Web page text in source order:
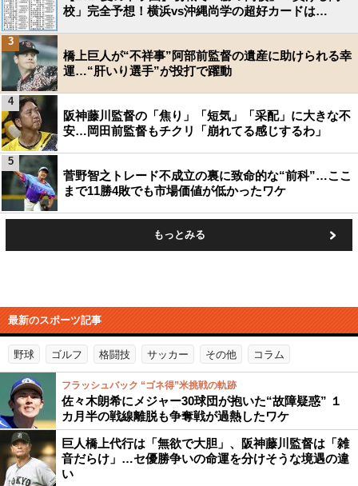
校」完全予想！横浜vs沖縄尚学の超好カードは…
橋上巨人が“不祥事”阿部前監督の遺産に助けられる幸
運…“肝いり選手”が投打で躍動
3
阪神藤川監督の「焦り」「短気」「采配」に大きな不
安…岡田前監督もチクリ「崩れてる感じするわ」
4
菅野智之トレード不成立の裏に致命的な“前科”…ここ
まで11勝4敗でも市場価値が低かったワケ
5
もっとみる
最新のスポーツ記事
野球 ゴルフ 格闘技 サッカー その他 コラム
フラッシュバック “ゴネ得”米挑戦の軌跡
佐々木朗希にメジャー30球団が抱いた“故障疑惑” １
カ月半の戦線離脱も争奪戦が過熱したワケ
巨人橋上代行は「無欲で大胆」、阪神藤川監督は「雑
音だらけ」…セ優勝争いの命運を分けそうな境遇の違
い